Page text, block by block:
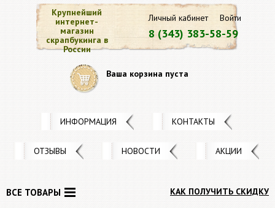
Личный кабинет Войти
8 (343) 383-58-59
Крупнейший
интернет-
магазин
скрапбукинга в
России
Ваша корзина пуста
ИНФОРМАЦИЯ КОНТАКТЫ
ОТЗЫВЫ НОВОСТИ АКЦИИ
КАК ПОЛУЧИТЬ СКИДКУ
ВСЕ ТОВАРЫ